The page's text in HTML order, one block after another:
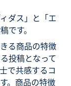
ダス」と「エ
です。
る商品の特徴
投稿となって
で共感するコ
。商品の特徴